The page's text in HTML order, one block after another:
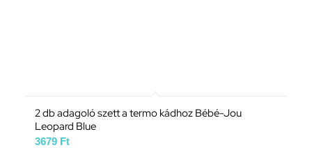
2 db adagoló szett a termo kádhoz Bébé-Jou
Leopard Blue
3679 Ft